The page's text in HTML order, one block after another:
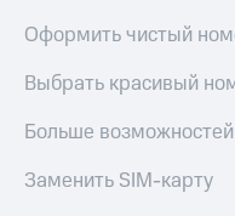
Оформить чистый
Выбрать красивый
Больше
Заменить SIM-карту